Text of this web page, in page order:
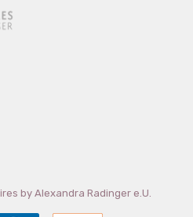
by Alexandra Radinger e.U.